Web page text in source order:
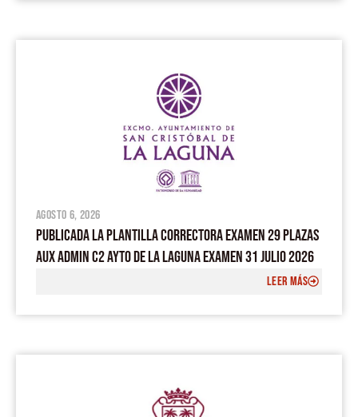
agosto 6, 2026
PUBLICADA LA PLANTILLA CORRECTORA EXAMEN 29 PLAZAS
AUX ADMIN C2 AYTO DE LA LAGUNA EXAMEN 31 JULIO 2026
LEER MÁS